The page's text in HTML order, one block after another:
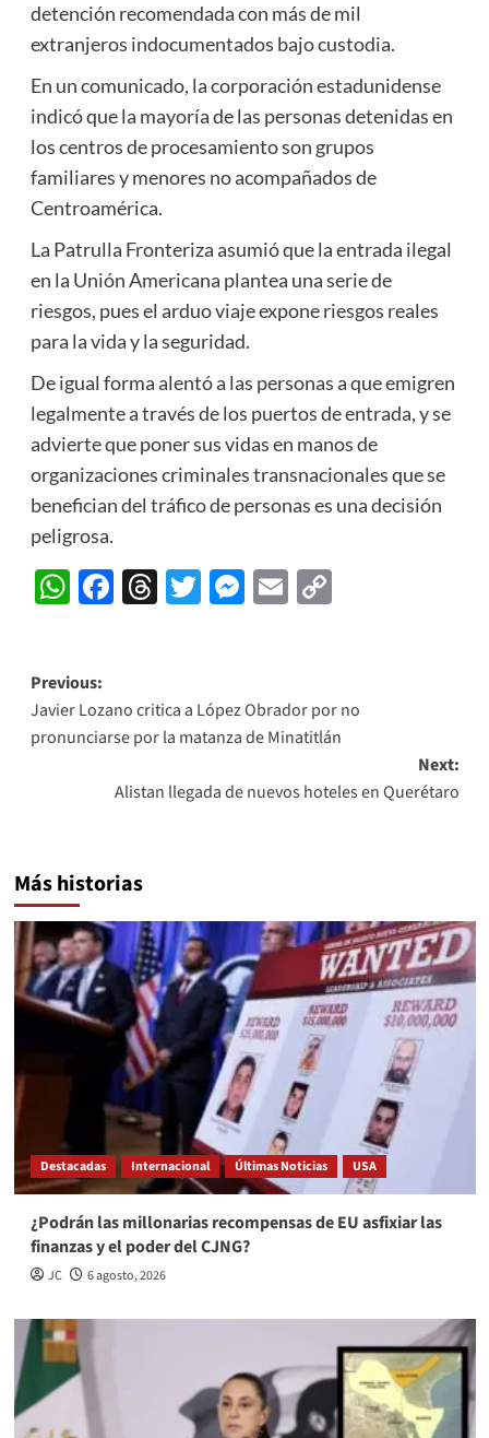
detención recomendada con más de mil
extranjeros indocumentados bajo custodia.
En un comunicado, la corporación estadunidense
indicó que la mayoría de las personas detenidas en
los centros de procesamiento son grupos
familiares y menores no acompañados de
Centroamérica.
La Patrulla Fronteriza asumió que la entrada ilegal
en la Unión Americana plantea una serie de
riesgos, pues el arduo viaje expone riesgos reales
para la vida y la seguridad.
De igual forma alentó a las personas a que emigren
legalmente a través de los puertos de entrada, y se
advierte que poner sus vidas en manos de
organizaciones criminales transnacionales que se
benefician del tráfico de personas es una decisión
peligrosa.
WhatsApp
Facebook
Threads
Twitter
Messenger
EmailCopy
Post
navigation
Previous:
Javier Lozano critica a López Obrador por no
pronunciarse por la matanza de Minatitlán
Next:
Alistan llegada de nuevos hoteles en Querétaro
Más historias
Destacadas Internacional Últimas Noticias USA
¿Podrán las millonarias recompensas de EU asfixiar las
finanzas y el poder del CJNG?
JC 6 agosto, 2026